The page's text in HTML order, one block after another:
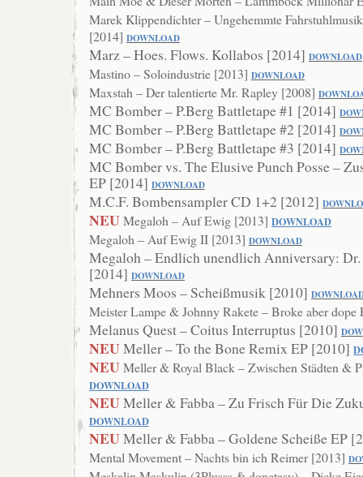
Marek Klippendichter – Ungehemmte
[2014] DOWNLOAD
Marz – Hoes. Flows. Kollabos [2014] DOWNLOAD
Mastino – Soloindustrie [2013] DOWNLOAD
Maxstah – Der talentierte Mr. Rapley [2008]
MC Bomber – P.Berg Battletape #1 [2014]
MC Bomber – P.Berg Battletape #2 [2014]
MC Bomber – P.Berg Battletape #3 [2014]
MC Bomber vs. The Elusive Punch Posse –
EP [2014] DOWNLOAD
M.C.F. Bombensampler CD 1+2 [2012]
NEUMegaloh – Auf Ewig [2013] DOWNLOAD
Megaloh – Auf Ewig II [2013] DOWNLOAD
Megaloh – Endlich unendlich Anniversary:
[2014] DOWNLOAD
Mehners Moos – Scheißmusik [2010]
Meister Lampe & Johnny Rakete – Broke aber
Melanus Quest – Coitus Interruptus [2010]
NEUMeller – To the Bone Remix EP [2010]
NEUMeller & Royal Black – Zwischen Städten &
DOWNLOAD
NEUMeller & Fabba – Zu Frisch Für Die
DOWNLOAD
NEUMeller & Fabba – Goldene Scheiße EP
Mental Movement – Nachts bin ich Reimer [2013]